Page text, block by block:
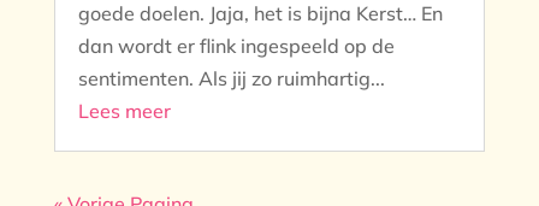
goede doelen. Jaja, het is bijna Kerst… En
dan wordt er flink ingespeeld op de
sentimenten. Als jij zo ruimhartig...
Lees meer